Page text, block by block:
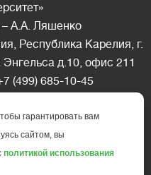
– А.А. Ляшенко
Республика Карелия, г.
д.10, офис 211
(499) 685-10-45
допускается только c
редакции
обязательна.
гарантировать вам
сайтом, вы
политикой использования